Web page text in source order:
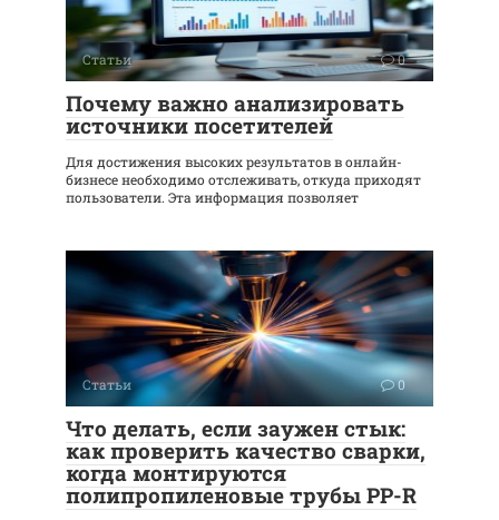
Статьи 0
Почему важно анализировать
источники посетителей
Для достижения высоких результатов в онлайн-
бизнесе необходимо отслеживать, откуда приходят
пользователи. Эта информация позволяет
Статьи 0
Что делать, если заужен стык:
как проверить качество сварки,
когда монтируются
полипропиленовые трубы PP-R